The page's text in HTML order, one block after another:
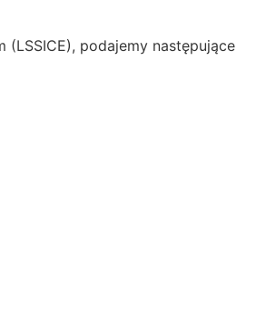
podajemy następujące